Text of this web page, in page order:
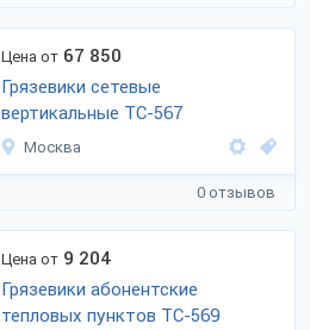
Цена от 67 850
Грязевики сетевые
вертикальные ТС-567
Москва
0 отзывов
Цена от 9 204
Грязевики абонентские
тепловых пунктов ТС-569